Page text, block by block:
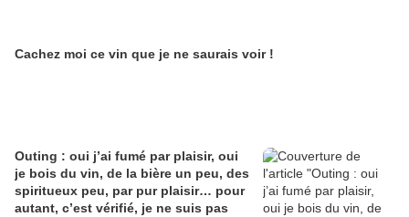
Cachez moi ce vin que je ne saurais voir !
Outing : oui j’ai fumé par plaisir, oui
je bois du vin, de la bière un peu, des
spiritueux peu, par pur plaisir… pour
autant, c’est vérifié, je ne suis pas